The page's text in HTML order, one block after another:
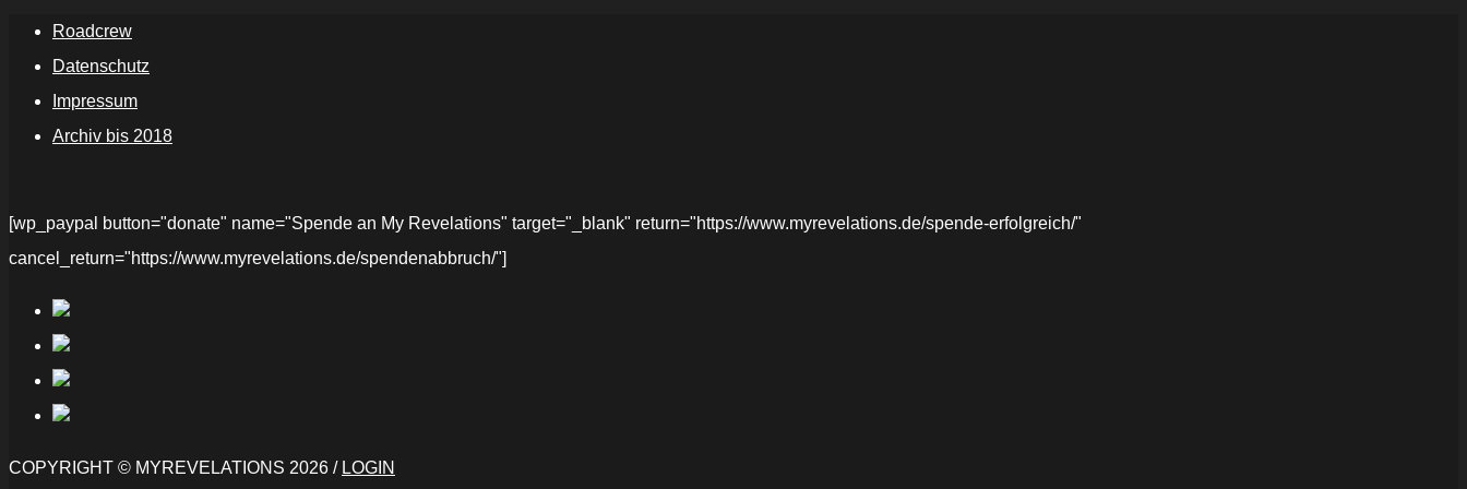
Roadcrew
Datenschutz
Impressum
Archiv bis 2018
[wp_paypal button="donate" name="Spende an My Revelations" target="_blank" return="https://www.myrevelations.de/spende-erfolgreich/"
cancel_return="https://www.myrevelations.de/spendenabbruch/"]
COPYRIGHT © MYREVELATIONS 2026 / LOGIN